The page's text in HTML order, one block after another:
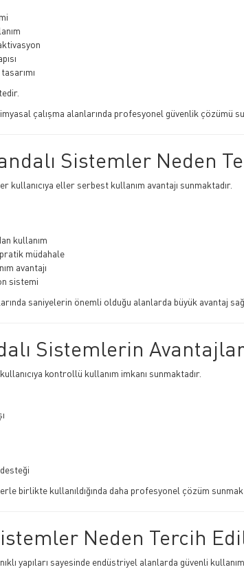
çalışma alanlarında profesyonel güvenlik çözümü
Sistemler Neden
kullanıcıya eller serbest kullanım avantajı sunmaktadır.
kullanım
müdahale
avantajı
sistemi
saniyelerin önemli olduğu alanlarda büyük avantaj
Sistemlerin
kontrollü kullanım imkanı sunmaktadır.
birlikte kullanıldığında daha profesyonel çözüm
Neden Tercih
yapıları sayesinde endüstriyel alanlarda güvenli